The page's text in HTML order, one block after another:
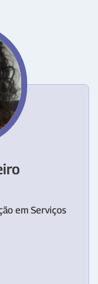
em Serviços